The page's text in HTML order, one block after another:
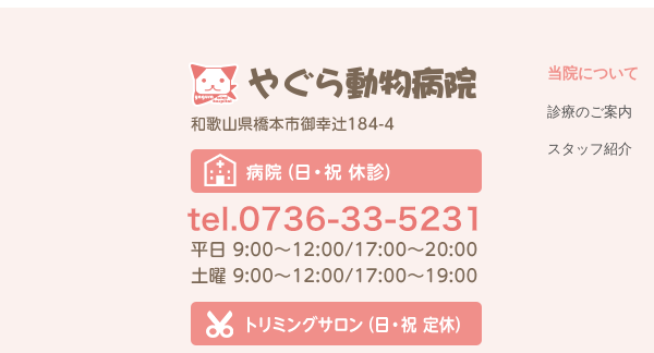
当院について
診療のご案内
スタッフ紹介